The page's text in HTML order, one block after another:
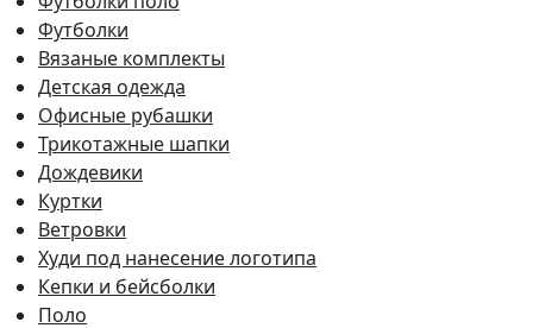
Футболки
Вязаные комплекты
Детская одежда
Офисные рубашки
Трикотажные шапки
Дождевики
Куртки
Ветровки
Худи под нанесение логотипа
Кепки и бейсболки
Поло